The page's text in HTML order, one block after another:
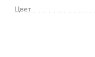
Цвет